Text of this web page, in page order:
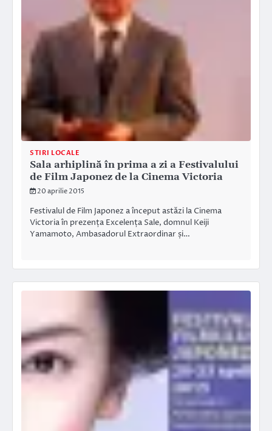
STIRI LOCALE
Sala arhiplină în prima a zi a Festivalului
de Film Japonez de la Cinema Victoria
20 aprilie 2015
Festivalul de Film Japonez a început astăzi la Cinema
Victoria în prezența Excelența Sale, domnul Keiji
Yamamoto, Ambasadorul Extraordinar și…